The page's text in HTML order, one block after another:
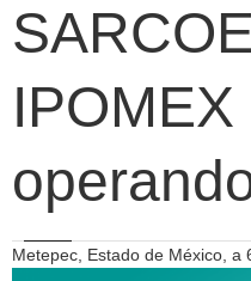
Metepec, Estado de México, a